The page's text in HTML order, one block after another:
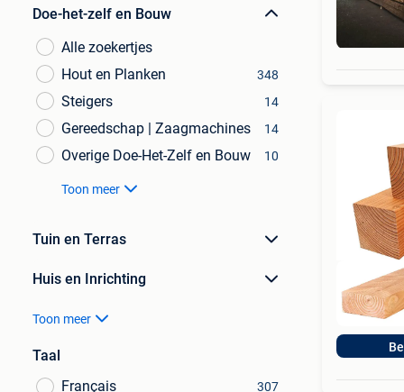
Doe-het-zelf en Bouw
Alle zoekertjes
Hout en Planken
348
Steigers 14
Gereedschap | Zaagmachines 14
Overige Doe-Het-Zelf en Bouw 10
Toon meer
Tuin en Terras
Huis en Inrichting
Toon meer
Taal
Français
307